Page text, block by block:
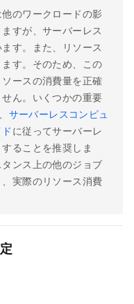
のワークロードの影
すが、サーバーレス
す。また、リソース
す。そのため、この
ースの消費量を正確
ん。いくつかの重要
サーバーレスコンピュ
に従ってサーバーレ
ることを推奨しま
ンス上の他のジョブ
実際のリソース消費